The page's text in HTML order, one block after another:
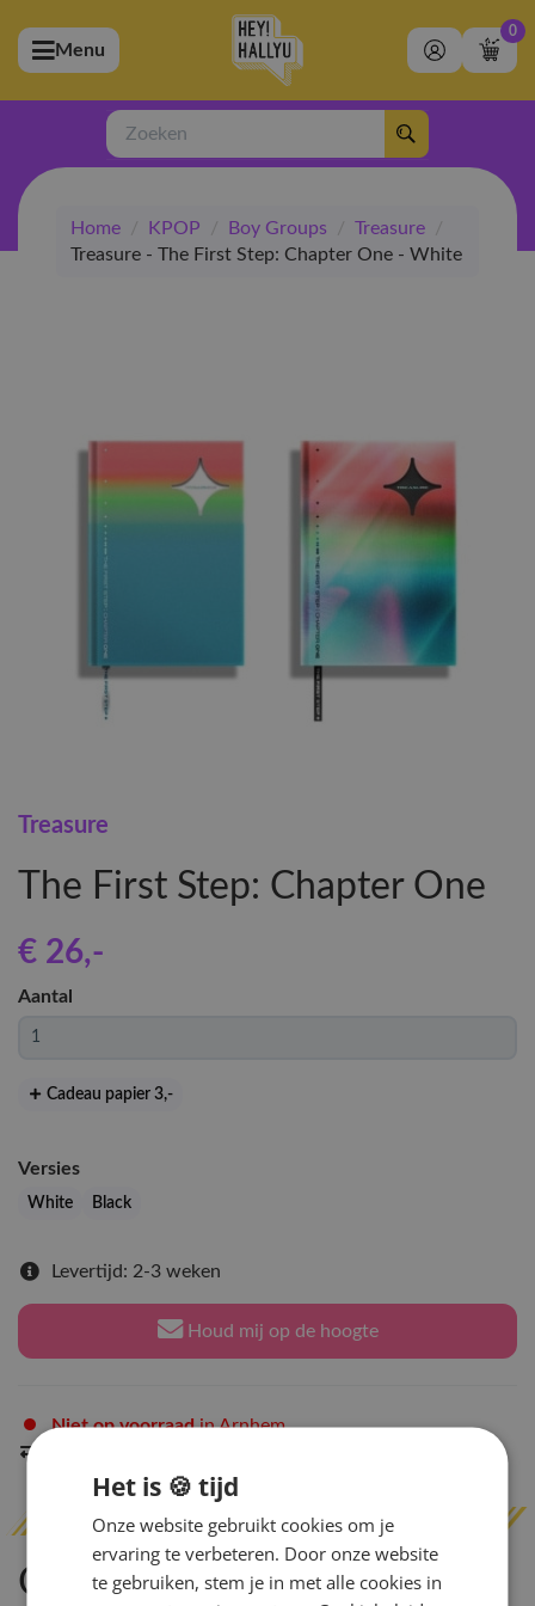
(Artiesten)
(Merchandise)
(Exclusive)
(Winkel)
Menu
0
Zoeken
Home / KPOP / Boy Groups / Treasure
/
Treasure - The First Step: Chapter One - White
Treasure
The First Step: Chapter One
€ 26,-
Aantal
Cadeau papier 3,-
Versies
White Black
Levertijd: 2-3 weken
Houd mij op de hoogte
Niet op voorraadin Arnhem
Omschrijving
Het is 🍪 tijd
Onze website gebruikt cookies om je
ervaring te verbeteren. Door onze website
te gebruiken, stem je in met alle cookies in